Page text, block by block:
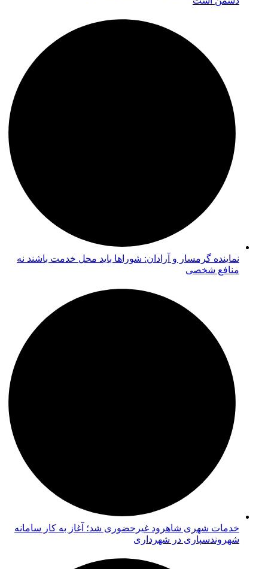
نماینده گرمسار و آرادان: شوراها باید محل خدمت باشند نه
منافع شخصی
خدمات شهری شاهرود غیرحضوری شد؛ آغاز به کار سامانه
شهروندسپاری در شهرداری